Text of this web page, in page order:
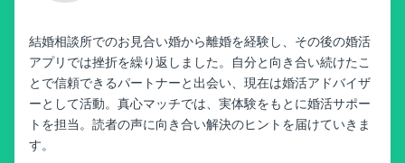
結婚相談所でのお見合い婚から離婚を経験し、その後の婚活
アプリでは挫折を繰り返しました。自分と向き合い続けたこ
とで信頼できるパートナーと出会い、現在は婚活アドバイザ
ーとして活動。真心マッチでは、実体験をもとに婚活サポー
トを担当。読者の声に向き合い解決のヒントを届けていきま
す。